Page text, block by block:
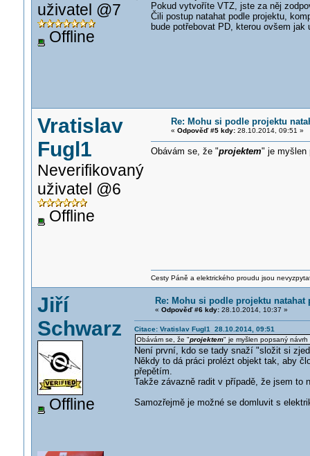
uživatel @7
Offline
Pokud vytvoříte VTZ, jste za něj
Čili postup natahat podle projektu,
bude potřebovat PD, kterou ovšem jak
Vratislav
Fugl1
Neverifikovaný
uživatel @6
Offline
Re: Mohu si podle projektu
« Odpověď #5 kdy:28.10.2014, 09:51 »
Obávám se, že "projektem" je myšlen
Cesty Páně a elektrického proudu jsou
Jiří
Schwarz
Offline
Re: Mohu si podle projektu
« Odpověď #6 kdy:28.10.2014, 10:37 »
Citace: Vratislav Fugl1 28.10.2014, 09:51
Obávám se, že "projektem" je myšlen popsaný
Není první, kdo se tady snaží "složit si
Někdy to dá práci prolézt objekt tak, aby
přepětím.
Takže závazně radit v případě, že jsem to
Samozřejmě je možné se domluvit s